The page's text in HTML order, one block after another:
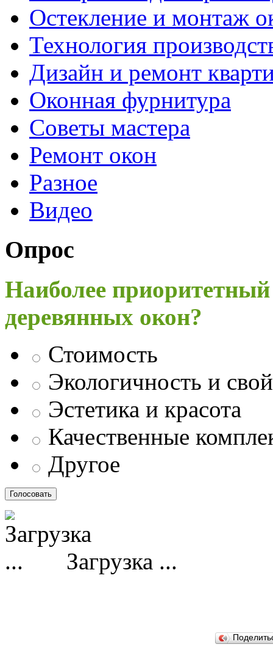
Остекление и монтаж
Технология
Дизайн и ремонт
Оконная фурнитура
Советы мастера
Ремонт окон
Разное
Видео
Опрос
Наиболее
деревянных окон?
Стоимость
Экологичность и
Эстетика и красота
Качественные
Другое
Загрузка ...